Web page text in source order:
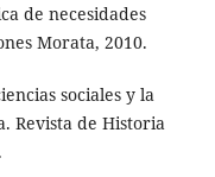
de necesidades
Morata, 2010.
sociales y la
Revista de Historia